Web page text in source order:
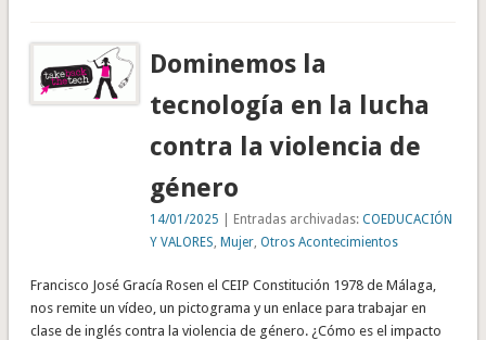
Dominemos la
tecnología en la lucha
contra la violencia de
género
14/01/2025 | Entradas archivadas:COEDUCACIÓN
Y VALORES ,Mujer ,Otros Acontecimientos
Francisco José Gracía Rosen el CEIP Constitución 1978 de Málaga,
nos remite un vídeo, un pictograma y un enlace para trabajar en
clase de inglés contra la violencia de género. ¿Cómo es el impacto